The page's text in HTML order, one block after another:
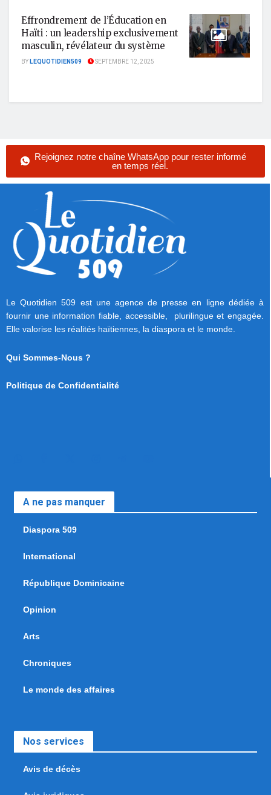
Effrondrement de l’Éducation en
Haïti : un leadership exclusivement
masculin, révélateur du système
BYLEQUOTIDIEN509 SEPTEMBRE 12, 2025
Rejoignez notre chaîne WhatsApp pour rester informé
en temps réel.
Le Quotidien 509 est une agence de presse en ligne dédiée à
fournir une information fiable, accessible, plurilingue et engagée.
Elle valorise les réalités haïtiennes, la diaspora et le monde.
Qui Sommes-Nous ?
Politique de Confidentialité
A ne pas manquer
Diaspora 509
International
République Dominicaine
Opinion
Arts
Chroniques
Le monde des affaires
Nos services
Avis de décès